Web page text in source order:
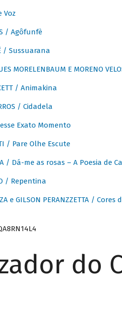
Voz
/ Agôfunfè
/ Sussuarana
MORELENBAUM E MORENO
/ Animakina
/ Cidadela
Exato Momento
/ Pare Olhe Escute
/ Dá-me as rosas – A Poesia de
/ Repentina
e GILSON PERANZZETTA / Cores
do